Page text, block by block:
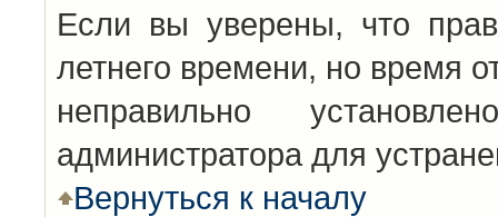
Если вы уверены, что
летнего времени, но время
неправильно
администратора для
Вернуться к началу